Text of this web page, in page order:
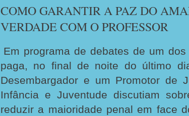
COMO GARANTIR A PAZ DO
VERDADE COM O PROFESSOR
Em programa de debates de um
paga, no final de noite do último
Desembargador e um Promotor de
Infância e Juventude discutiam
reduzir a maioridade penal em face